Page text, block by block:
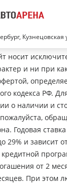
Кузнецовская
носит
и ни при
кодекса РФ.
о наличии и
Годовая
29% и зависит
от 2
При этом